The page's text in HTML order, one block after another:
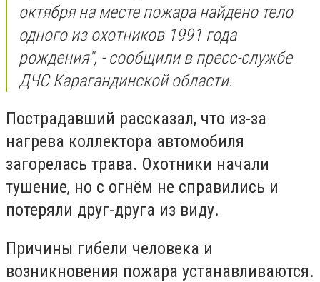
октября на месте пожара найдено тело
одного из охотников 1991 года
рождения", - сообщили в пресс-службе
ДЧС Карагандинской области.
Пострадавший рассказал, что из-за
нагрева коллектора автомобиля
загорелась трава. Охотники начали
тушение, но с огнём не справились и
потеряли друг-друга из виду.
Причины гибели человека и
возникновения пожара устанавливаются.